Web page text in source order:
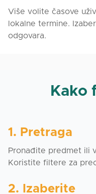
Više volite časove
lokalne termine.
odgovara.
Kako
1. Pretraga
Pronađite predmet ili
Koristite filtere za
2. Izaberite